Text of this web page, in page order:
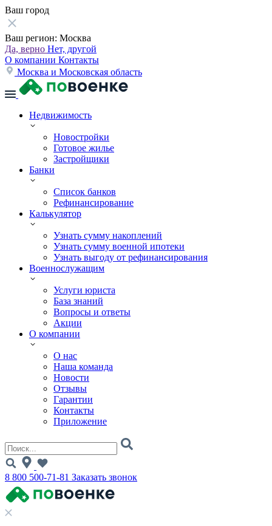
Ваш город
Ваш регион: Москва
Да, верно Нет, другой
О компании Контакты
Москва и Московская область
Недвижимость
Новостройки
Готовое жилье
Застройщики
Банки
Список банков
Рефинансирование
Калькулятор
Узнать сумму накоплений
Узнать сумму военной ипотеки
Узнать выгоду от рефинансирования
Военнослужащим
Услуги юриста
База знаний
Вопросы и ответы
Акции
О компании
О нас
Наша команда
Новости
Отзывы
Гарантии
Контакты
Приложение
8 800 500-71-81 Заказать звонок